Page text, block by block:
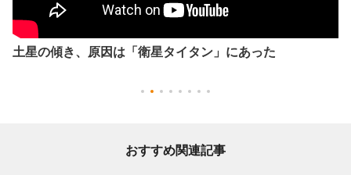
土星の傾き、原因は「衛星タイタン」にあった
おすすめ関連記事